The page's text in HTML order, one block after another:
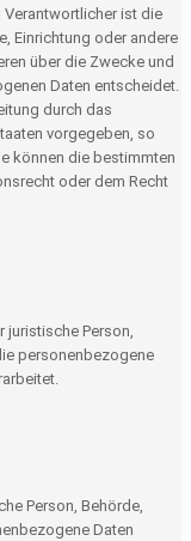
ist die
Einrichtung oder andere
über die Zwecke und
Daten entscheidet.
durch das
vorgegeben, so
können die bestimmten
oder dem Recht
juristische Person,
personenbezogene
Person, Behörde,
Daten